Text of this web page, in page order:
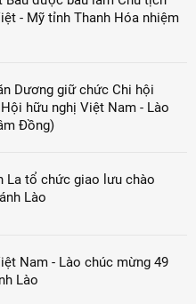
- Mỹ tỉnh Thanh Hóa nhiệm
Dương giữ chức Chi hội
hữu nghị Việt Nam - Lào
Đồng)
La tổ chức giao lưu chào
Lào
Nam - Lào chúc mừng 49
Lào